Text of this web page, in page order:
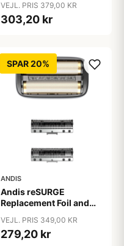
VEJL. PRIS 379,00 KR
303,20 kr
SPAR 20%
ANDIS
Andis reSURGE
Replacement Foil and
VEJL. PRIS 349,00 KR
279,20 kr